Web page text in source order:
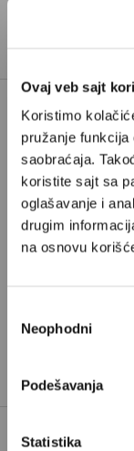
Ovaj veb sajt
Koristimo
pružanje
saobraćaja.
koristite sajt sa
oglašavanje i
drugim
na osnovu
сагласности
Neophodni
Podešavanja
Statistika
Poštovani, da
urednik Danasa